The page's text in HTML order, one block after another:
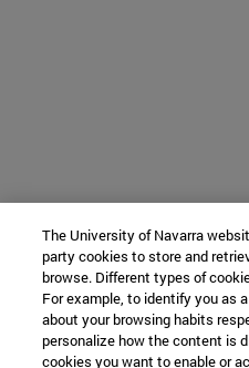
The University of Navarra
party cookies to store and
browse. Different types of
For example, to identify you as
about your browsing habits
personalize how the content is
cookies you want to enable or